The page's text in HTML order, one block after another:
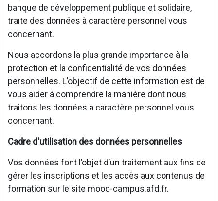
banque de développement publique et solidaire,
traite des données à caractère personnel vous
concernant.
Nous accordons la plus grande importance à la
protection et la confidentialité de vos données
personnelles. L’objectif de cette information est de
vous aider à comprendre la manière dont nous
traitons les données à caractère personnel vous
concernant.
Cadre d'utilisation des données personnelles
Vos données font l’objet d’un traitement aux fins de
gérer les inscriptions et les accès aux contenus de
formation sur le site mooc-campus.afd.fr.